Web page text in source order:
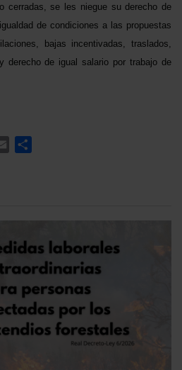
cerradas, se les niegue su derecho de
de condiciones a las propuestas
bajas incentivadas, traslados,
derecho de igual salario por trabajo de
Email